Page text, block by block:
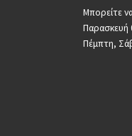
Μπορείτε
Παρασκευή
Πέμπτη,